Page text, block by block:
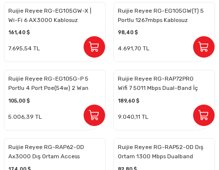
Ruijie Reyee RG-EG105GW-X |
Wi-Fi 6 AX3000 Kablosuz
Router
161,40 $
7.695,54 TL
Ruijie Reyee RG-EG105GW(T) 5
Portlu 1267mbps Kablosuz
Router
98,40 $
4.691,70 TL
Ruijie Reyee RG-EG105G-P 5
Portlu 4 Port Poe(54w) 2 Wan
Web Yönetilebilir Router
105,00 $
5.006,39 TL
Ruijie Reyee RG-RAP72PRO
Wifi 7 5011 Mbps Dual-Band İç
Ortam Access Point
189,60 $
9.040,11 TL
Ruijie Reyee RG-RAP62-OD
Ax3000 Dış Ortam Access
Point
Ruijie Reyee RG-RAP52-OD Dış
Ortam 1300 Mbps Dualband
Wifi Access Point